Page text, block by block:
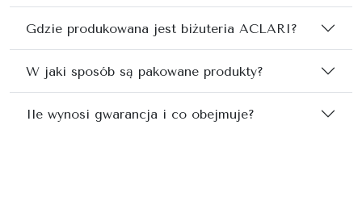
Gdzie produkowana jest biżuteria ACLARI?
W jaki sposób są pakowane produkty?
Ile wynosi gwarancja i co obejmuje?